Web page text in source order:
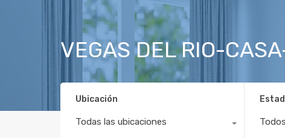
VEGAS DEL RIO-
Ubicación
Todas las ubicaciones Todos